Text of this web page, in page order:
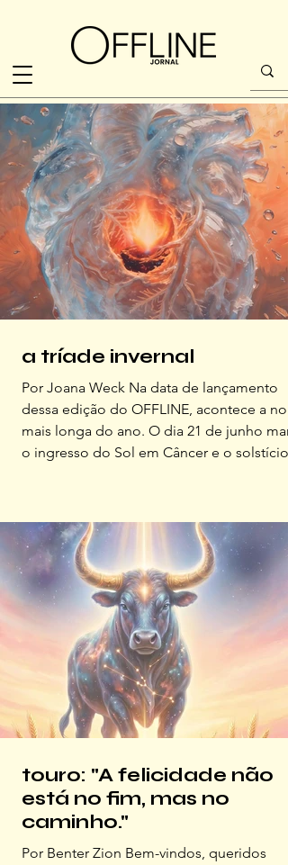
a tríade invernal
Por Joana Weck Na data de lançamento
dessa edição do OFFLINE, acontece a
mais longa do ano. O dia 21 de junho
o ingresso do Sol em Câncer e o solstício
signos são divididos de acordo com as
estações do ano, espelhando os ciclos da
natureza. Há os signos que estão no início
das estações, chamados de cardinais, e a
eles é dada a tarefa de in
touro: "A felicidade não
está no fim, mas no
caminho."
Por Benter Zion Bem-vindos, queridos